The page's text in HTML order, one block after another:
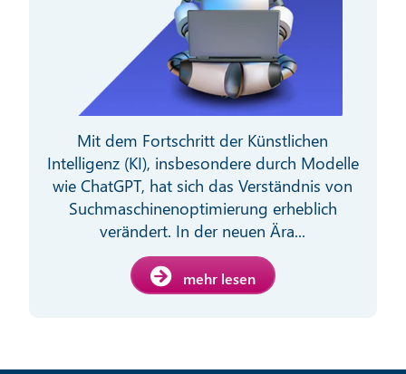
Mit dem Fortschritt der Künstlichen
Intelligenz (KI), insbesondere durch Modelle
wie ChatGPT, hat sich das Verständnis von
Suchmaschinenoptimierung erheblich
verändert. In der neuen Ära...
mehr lesen